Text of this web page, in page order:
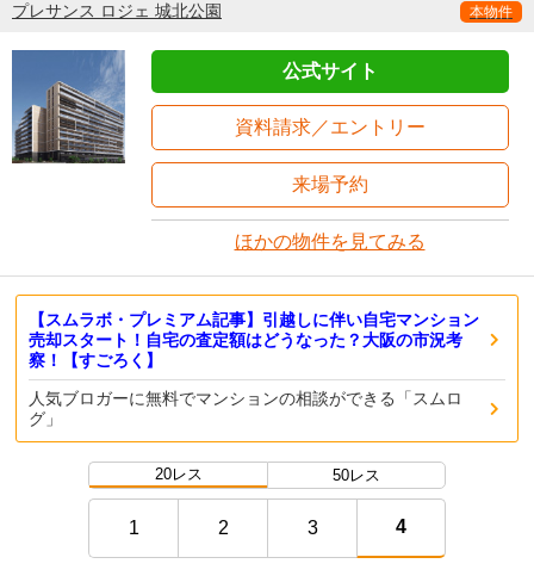
プレサンス ロジェ 城北公園 本物件
公式サイト
資料請求／エントリー
来場予約
ほかの物件を見てみる
【スムラボ・プレミアム記事】引越しに伴い自宅マンション
売却スタート！自宅の査定額はどうなった？大阪の市況考
察！【すごろく】
人気ブロガーに無料でマンションの相談ができる「スムロ
グ」
20レス 50レス
1 2 3 4